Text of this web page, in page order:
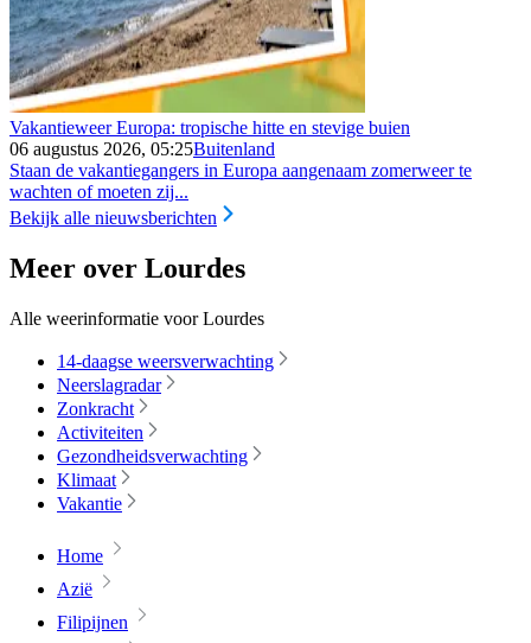
Vakantieweer Europa: tropische hitte en stevige buien
06 augustus 2026, 05:25Buitenland
Staan de vakantiegangers in Europa aangenaam zomerweer te
wachten of moeten zij...
Bekijk alle nieuwsberichten
Meer over Lourdes
Alle weerinformatie voor Lourdes
14-daagse weersverwachting
Neerslagradar
Zonkracht
Activiteiten
Gezondheidsverwachting
Klimaat
Vakantie
Home
Azië
Filipijnen